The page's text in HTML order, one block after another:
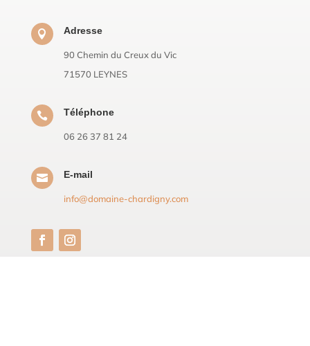
 Adresse
90 Chemin du Creux du Vic
71570 LEYNES
 Téléphone
06 26 37 81 24
 E-mail
info@domaine-chardigny.com